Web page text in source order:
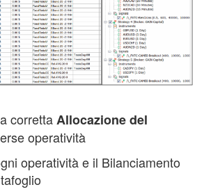
correttaAllocazione del
operatività
operatività e il Bilanciamento